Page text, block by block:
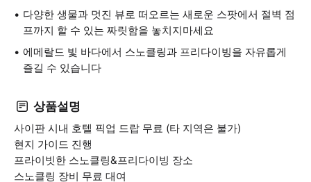
다양한 생물과 멋진 뷰로 떠오르는 새로운 스팟에서 절벽 점
프까지 할 수 있는 짜릿함을 놓치지마세요
에메랄드 빛 바다에서 스노클링과 프리다이빙을 자유롭게
즐길 수 있습니다
상품설명
사이판 시내 호텔 픽업 드랍 무료 (타 지역은 불가)
현지 가이드 진행
프라이빗한 스노클링&프리다이빙 장소
스노클링 장비 무료 대여